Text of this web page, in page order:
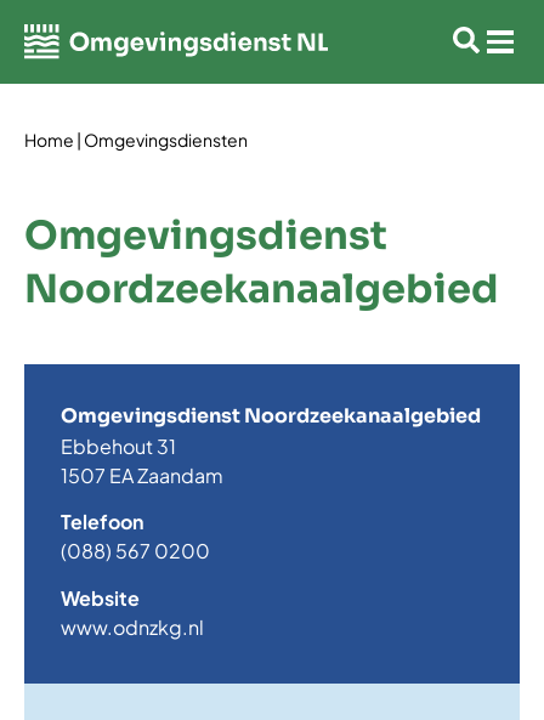
Home | Omgevingsdiensten
Omgevingsdienst
Noordzeekanaalgebied
Omgevingsdienst Noordzeekanaalgebied
Ebbehout 31
1507 EA Zaandam
Telefoon
(088) 567 0200
Website
www.odnzkg.nl